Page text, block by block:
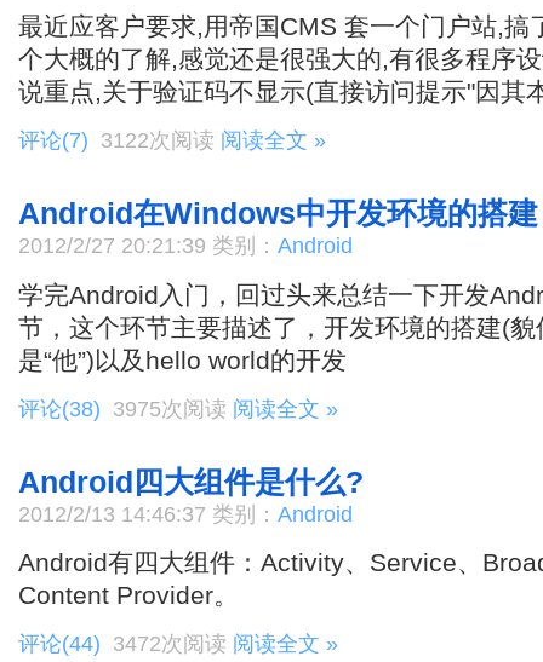
最近应客户要求,用帝国CMS 套一个门户站,搞
个大概的了解,感觉还是很强大的,有很多程序
说重点,关于验证码不显示(直接访问提示"因其
评论(7) 3122次阅读 阅读全文 »
Android在Windows中开发环境的搭建
2012/2/27 20:21:39 类别： Android
学完Android入门，回过头来总结一下开发
节，这个环节主要描述了，开发环境的搭建(
是“他”)以及hello world的开发
评论(38) 3975次阅读 阅读全文 »
Android四大组件是什么?
2012/2/13 14:46:37 类别： Android
Android有四大组件：Activity、Service、
Content Provider。
评论(44) 3472次阅读 阅读全文 »